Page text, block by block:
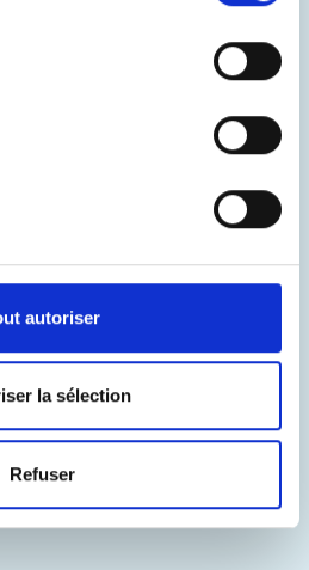
autoriser
la sélection
Refuser